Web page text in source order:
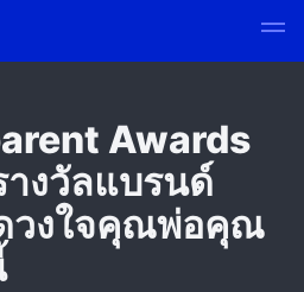
Awards
งวัลแบรนด์
วงใจคุณพ่อคุณ